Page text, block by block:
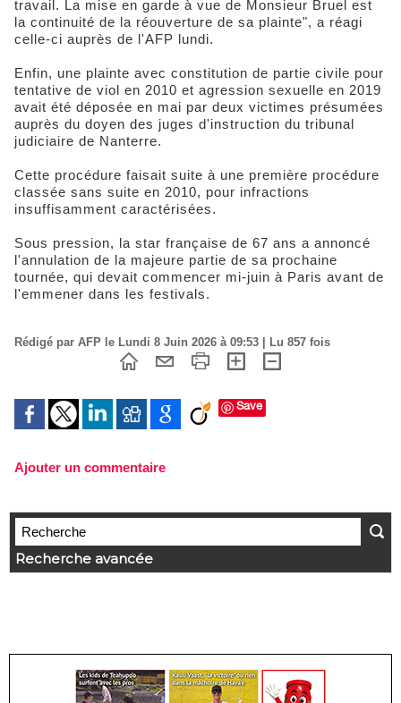
travail. La mise en garde à vue de Monsieur Bruel est
la continuité de la réouverture de sa plainte", a réagi
celle-ci auprès de l'AFP lundi.
Enfin, une plainte avec constitution de partie civile pour
tentative de viol en 2010 et agression sexuelle en 2019
avait été déposée en mai par deux victimes présumées
auprès du doyen des juges d'instruction du tribunal
judiciaire de Nanterre.
Cette procédure faisait suite à une première procédure
classée sans suite en 2010, pour infractions
insuffisamment caractérisées.
Sous pression, la star française de 67 ans a annoncé
l'annulation de la majeure partie de sa prochaine
tournée, qui devait commencer mi-juin à Paris avant de
l'emmener dans les festivals.
Rédigé par AFP le Lundi 8 Juin 2026 à 09:53 | Lu 857 fois
Save
Ajouter un commentaire
Recherche avancée